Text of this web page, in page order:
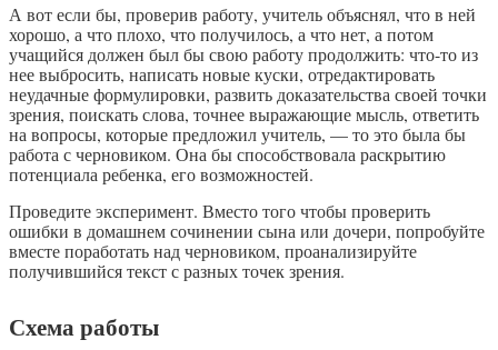
А вот если бы, проверив работу, учитель объяснял, что в ней
хорошо, а что плохо, что получилось, а что нет, а потом
учащийся должен был бы свою работу продолжить: что-то из
нее выбросить, написать новые куски, отредактировать
неудачные формулировки, развить доказательства своей точки
зрения, поискать слова, точнее выражающие мысль, ответить
на вопросы, которые предложил учитель, — то это была бы
работа с черновиком. Она бы способствовала раскрытию
потенциала ребенка, его возможностей.
Проведите эксперимент. Вместо того чтобы проверить
ошибки в домашнем сочинении сына или дочери, попробуйте
вместе поработать над черновиком, проанализируйте
получившийся текст с разных точек зрения.
Схема работы